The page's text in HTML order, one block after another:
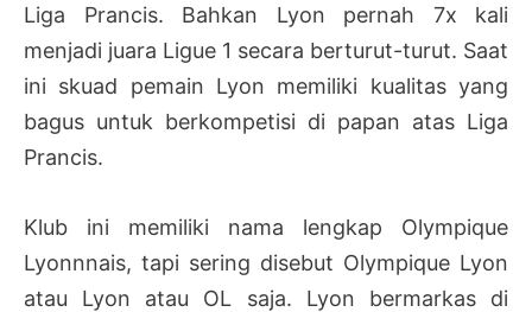
Liga Prancis. Bahkan Lyon pernah 7x kali
menjadi juara Ligue 1 secara berturut-turut. Saat
ini skuad pemain Lyon memiliki kualitas yang
bagus untuk berkompetisi di papan atas Liga
Prancis.
Klub ini memiliki nama lengkap Olympique
Lyonnnais, tapi sering disebut Olympique Lyon
atau Lyon atau OL saja. Lyon bermarkas di